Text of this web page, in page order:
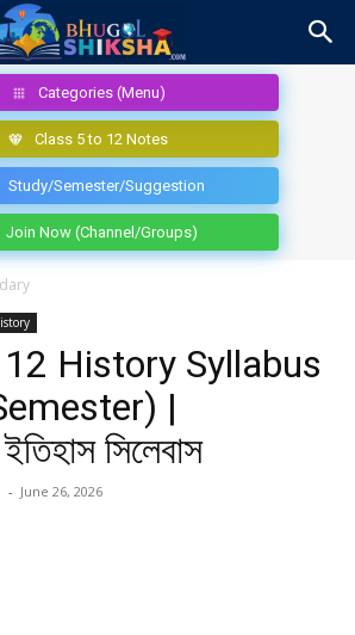
Categories (Menu)
Class 5 to 12 Notes
Study/Semester/Suggestion
Join Now (Channel/Groups)
History Syllabus
|
সিলেবাস
- June 26, 2026